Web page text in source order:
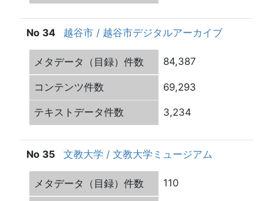
越谷市 / 越谷市デジタルアーカイブ
34
84,387
69,293
3,234
文教大学 / 文教大学ミュージアム
35
110